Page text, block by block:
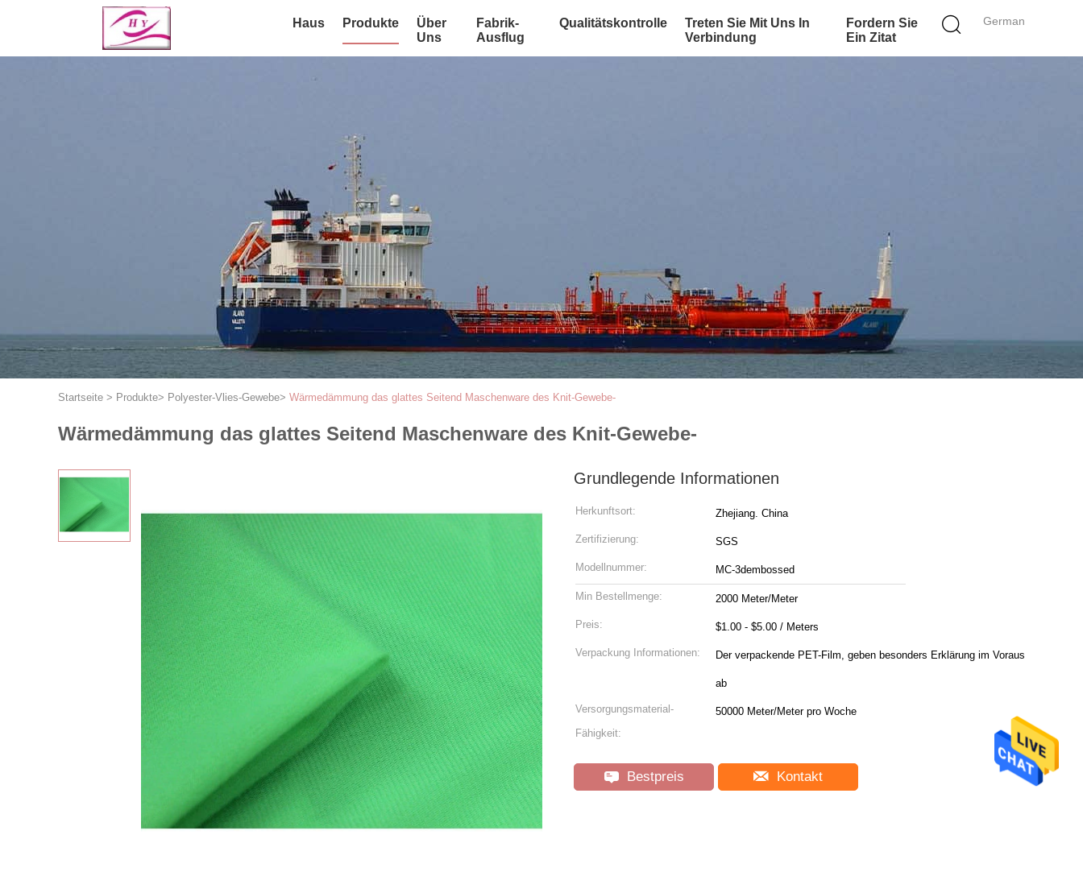
German
Haus Produkte
Über
Uns
Fabrik-
Ausflug
Qualitätskontrolle
Treten Sie Mit Uns In
Verbindung
Fordern Sie
Ein Zitat
Startseite > Produkte> Polyester-Vlies-Gewebe> Wärmedämmung das glattes Seitend Maschenware des Knit-Gewebe-
Wärmedämmung das glattes Seitend Maschenware des Knit-Gewebe-
Grundlegende Informationen
Herkunftsort: Zhejiang. China
Zertifizierung: SGS
Modellnummer: MC-3dembossed
Min Bestellmenge: 2000 Meter/Meter
Preis: $1.00 - $5.00 / Meters
Verpackung Informationen: Der verpackende PET-Film, geben besonders Erklärung im Voraus
ab
Versorgungsmaterial-
Fähigkeit:
50000 Meter/Meter pro Woche
Bestpreis Kontakt